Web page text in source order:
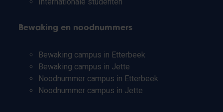
Bewaking en noodnummers
Bewaking campus in Etterbeek
Bewaking campus in Jette
Noodnummer campus in Etterbeek
Noodnummer campus in Jette